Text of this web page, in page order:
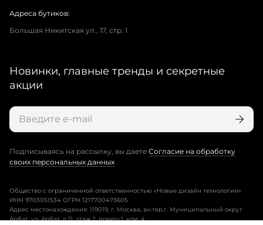
Адреса бутиков:
Большая Никитская ул., 17, стр. 1
Новинки, главные тренды и секретные
акции
Подписываясь на рассылку, вы даете Согласие на обработку
своих персональных данных
Общество с ограниченной ответственностью «Новые дизайн технологии»
ИНН 9703051534 ОГРН 1217700473605
Адрес местонахождения: 119019, г. Москва, вн.тер.г. Муниципальный округ
Арбат, ул. Арбат, д.11, этаж 2, помещ.1, ком. 4.